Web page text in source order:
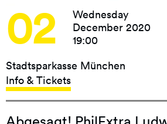
02
Wednesday
December 2020
19:00
Stadtsparkasse München
Info & Tickets